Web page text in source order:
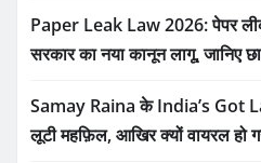
Paper Leak Law 2026: पेपर
सरकार का नया कानून लागू, जानिए
Samay Raina के India’s Got
लूटी महफ़िल, आखिर क्यों वायरल हो